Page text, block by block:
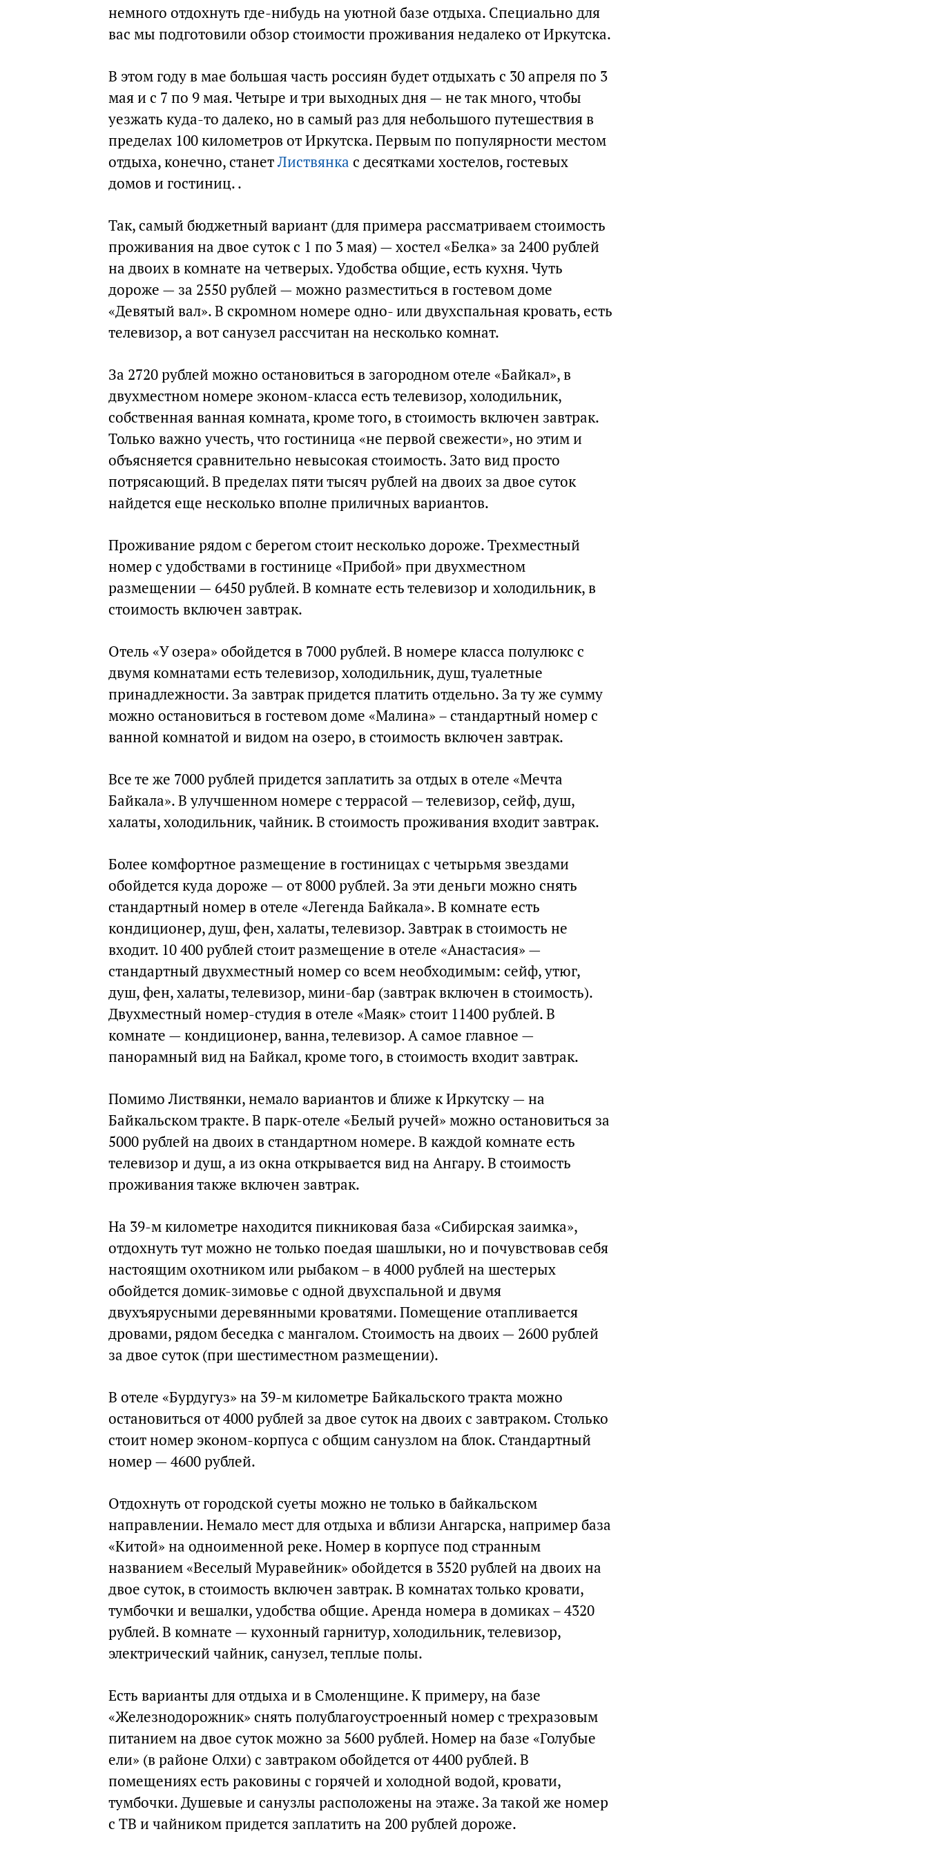
немного отдохнуть где-нибудь на уютной базе отдыха. Специально для
вас мы подготовили обзор стоимости проживания недалеко от Иркутска.
В этом году в мае большая часть россиян будет отдыхать с 30 апреля по 3
мая и с 7 по 9 мая. Четыре и три выходных дня — не так много, чтобы
уезжать куда-то далеко, но в самый раз для небольшого путешествия в
пределах 100 километров от Иркутска. Первым по популярности местом
отдыха, конечно, станетЛиствянка с десятками хостелов, гостевых
домов и гостиниц. .
Так, самый бюджетный вариант (для примера рассматриваем стоимость
проживания на двое суток с 1 по 3 мая) — хостел «Белка» за 2400 рублей
на двоих в комнате на четверых. Удобства общие, есть кухня. Чуть
дороже — за 2550 рублей — можно разместиться в гостевом доме
«Девятый вал». В скромном номере одно- или двухспальная кровать, есть
телевизор, а вот санузел рассчитан на несколько комнат.
За 2720 рублей можно остановиться в загородном отеле «Байкал», в
двухместном номере эконом-класса есть телевизор, холодильник,
собственная ванная комната, кроме того, в стоимость включен завтрак.
Только важно учесть, что гостиница «не первой свежести», но этим и
объясняется сравнительно невысокая стоимость. Зато вид просто
потрясающий. В пределах пяти тысяч рублей на двоих за двое суток
найдется еще несколько вполне приличных вариантов.
Проживание рядом с берегом стоит несколько дороже. Трехместный
номер с удобствами в гостинице «Прибой» при двухместном
размещении — 6450 рублей. В комнате есть телевизор и холодильник, в
стоимость включен завтрак.
Отель «У озера» обойдется в 7000 рублей. В номере класса полулюкс с
двумя комнатами есть телевизор, холодильник, душ, туалетные
принадлежности. За завтрак придется платить отдельно. За ту же сумму
можно остановиться в гостевом доме «Малина» – стандартный номер с
ванной комнатой и видом на озеро, в стоимость включен завтрак.
Все те же 7000 рублей придется заплатить за отдых в отеле «Мечта
Байкала». В улучшенном номере с террасой — телевизор, сейф, душ,
халаты, холодильник, чайник. В стоимость проживания входит завтрак.
Более комфортное размещение в гостиницах с четырьмя звездами
обойдется куда дороже — от 8000 рублей. За эти деньги можно снять
стандартный номер в отеле «Легенда Байкала». В комнате есть
кондиционер, душ, фен, халаты, телевизор. Завтрак в стоимость не
входит. 10 400 рублей стоит размещение в отеле «Анастасия» —
стандартный двухместный номер со всем необходимым: сейф, утюг,
душ, фен, халаты, телевизор, мини-бар (завтрак включен в стоимость).
Двухместный номер-студия в отеле «Маяк» стоит 11400 рублей. В
комнате — кондиционер, ванна, телевизор. А самое главное —
панорамный вид на Байкал, кроме того, в стоимость входит завтрак.
Помимо Листвянки, немало вариантов и ближе к Иркутску — на
Байкальском тракте. В парк-отеле «Белый ручей» можно остановиться за
5000 рублей на двоих в стандартном номере. В каждой комнате есть
телевизор и душ, а из окна открывается вид на Ангару. В стоимость
проживания также включен завтрак.
На 39-м километре находится пикниковая база «Сибирская заимка»,
отдохнуть тут можно не только поедая шашлыки, но и почувствовав себя
настоящим охотником или рыбаком – в 4000 рублей на шестерых
обойдется домик-зимовье с одной двухспальной и двумя
двухъярусными деревянными кроватями. Помещение отапливается
дровами, рядом беседка с мангалом. Стоимость на двоих — 2600 рублей
за двое суток (при шестиместном размещении).
В отеле «Бурдугуз» на 39-м километре Байкальского тракта можно
остановиться от 4000 рублей за двое суток на двоих с завтраком. Столько
стоит номер эконом-корпуса с общим санузлом на блок. Стандартный
номер — 4600 рублей.
Отдохнуть от городской суеты можно не только в байкальском
направлении. Немало мест для отдыха и вблизи Ангарска, например база
«Китой» на одноименной реке. Номер в корпусе под странным
названием «Веселый Муравейник» обойдется в 3520 рублей на двоих на
двое суток, в стоимость включен завтрак. В комнатах только кровати,
тумбочки и вешалки, удобства общие. Аренда номера в домиках – 4320
рублей. В комнате — кухонный гарнитур, холодильник, телевизор,
электрический чайник, санузел, теплые полы.
Есть варианты для отдыха и в Смоленщине. К примеру, на базе
«Железнодорожник» снять полублагоустроенный номер с трехразовым
питанием на двое суток можно за 5600 рублей. Номер на базе «Голубые
ели» (в районе Олхи) с завтраком обойдется от 4400 рублей. В
помещениях есть раковины с горячей и холодной водой, кровати,
тумбочки. Душевые и санузлы расположены на этаже. За такой же номер
с ТВ и чайником придется заплатить на 200 рублей дороже.